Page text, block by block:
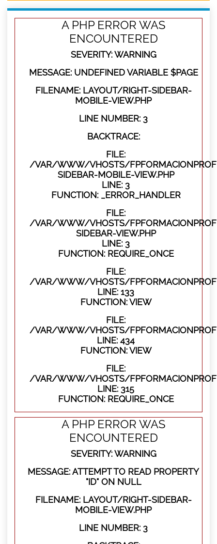
A PHP ERROR WAS
ENCOUNTERED
SEVERITY: WARNING
MESSAGE: UNDEFINED VARIABLE $PAGE
FILENAME: LAYOUT/RIGHT-SIDEBAR-
MOBILE-VIEW.PHP
LINE NUMBER: 3
BACKTRACE:
FILE:
/VAR/WWW/VHOSTS/
SIDEBAR-MOBILE-VIEW.PHP
LINE: 3
FUNCTION: _ERROR_HANDLER
FILE:
/VAR/WWW/VHOSTS/
SIDEBAR-VIEW.PHP
LINE: 3
FUNCTION: REQUIRE_ONCE
FILE:
/VAR/WWW/VHOSTS/
LINE: 133
FUNCTION: VIEW
FILE:
/VAR/WWW/VHOSTS/
LINE: 434
FUNCTION: VIEW
FILE:
/VAR/WWW/VHOSTS/
LINE: 315
FUNCTION: REQUIRE_ONCE
A PHP ERROR WAS
ENCOUNTERED
SEVERITY: WARNING
MESSAGE: ATTEMPT TO READ PROPERTY
"ID" ON NULL
FILENAME: LAYOUT/RIGHT-SIDEBAR-
MOBILE-VIEW.PHP
LINE NUMBER: 3